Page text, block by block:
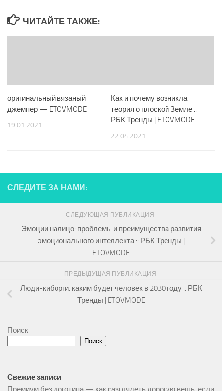
ЧИТАЙТЕ ТАКЖЕ:
оригинальный вязаный
джемпер — ETOVMODE
19.01.2021
Как и почему возникла
теория о плоской Земле ::
РБК Тренды | ETOVMODE
22.04.2021
СЛЕДИТЕ ЗА НАМИ:
СЛЕДУЮЩАЯ ПУБЛИКАЦИЯ
Эмоции налицо: проблемы и преимущества развития
эмоционального интеллекта :: РБК Тренды |
ETOVMODE
ПРЕДЫДУЩАЯ ПУБЛИКАЦИЯ
Люди-киборги: каким будет человек в 2030 году :: РБК
Тренды | ETOVMODE
Поиск
Поиск
Свежие записи
Премиум без логотипа — как разглядеть дорогую вещь, если